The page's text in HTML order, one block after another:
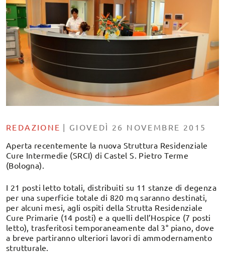
REDAZIONE | GIOVEDÌ 26 NOVEMBRE 2015
Aperta recentemente la nuova Struttura Residenziale
Cure Intermedie (SRCI) di Castel S. Pietro Terme
(Bologna).
I 21 posti letto totali, distribuiti su 11 stanze di degenza
per una superficie totale di 820 mq saranno destinati,
per alcuni mesi, agli ospiti della Strutta Residenziale
Cure Primarie (14 posti) e a quelli dell’Hospice (7 posti
letto), trasferitosi temporaneamente dal 3° piano, dove
a breve partiranno ulteriori lavori di ammodernamento
strutturale.